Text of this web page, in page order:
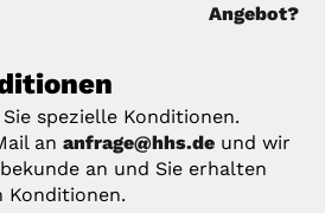
Angebot?
spezielle Konditionen.
ananfrage@hhs.de und wir
an und Sie erhalten
Konditionen.